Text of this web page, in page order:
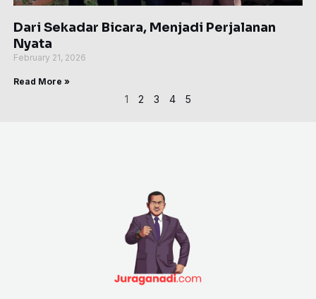
Dari Sekadar Bicara, Menjadi Perjalanan
Nyata
February 21, 2026
Read More »
1 2 3 4 5